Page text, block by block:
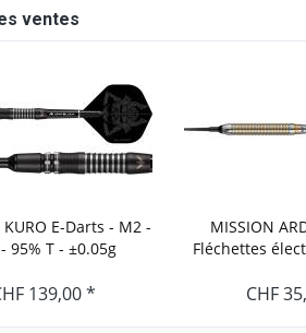
ventes
KURO E-Darts - M2 -
95% T - ±0.05g
139,00 *
MISSION
Fléchettes
CHF